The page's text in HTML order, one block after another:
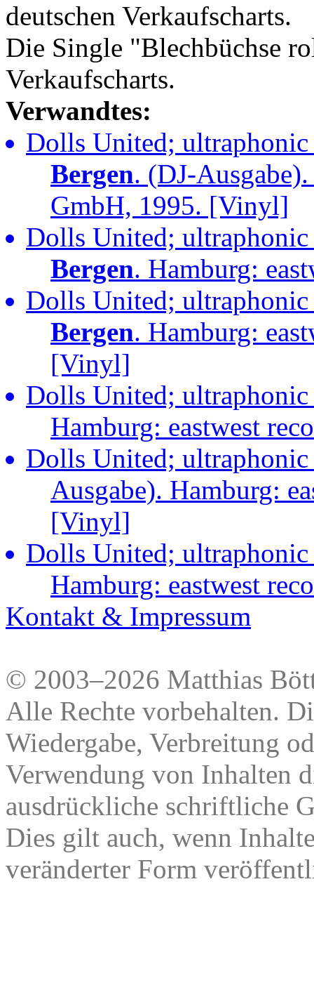
deutschen Verkaufscharts.
Die Single "Blechbüchse
Verkaufscharts.
Verwandtes:
Dolls United;
Bergen. (DJ-
GmbH, 1995. [Vinyl]
Dolls United;
Bergen. Hamburg:
Dolls United;
Bergen. Hamburg:
[Vinyl]
Dolls United;
Hamburg: eastwest
Dolls United;
Ausgabe). Hamburg:
[Vinyl]
Dolls United;
Hamburg: eastwest
Kontakt & Impressum
© 2003–2026 Matthias
Alle Rechte vorbehalten.
Wiedergabe, Verbreitung
Verwendung von Inhalten
ausdrückliche schriftliche
Dies gilt auch, wenn
veränderter Form